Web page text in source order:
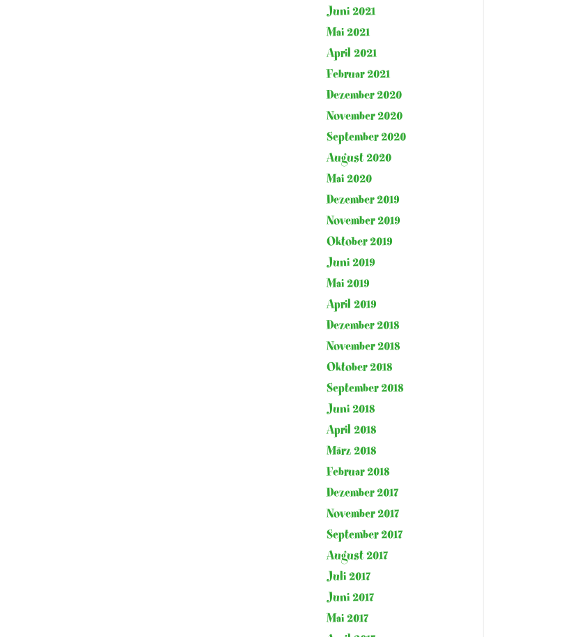
Juni 2021
Mai 2021
April 2021
Februar 2021
Dezember 2020
November 2020
September 2020
August 2020
Mai 2020
Dezember 2019
November 2019
Oktober 2019
Juni 2019
Mai 2019
April 2019
Dezember 2018
November 2018
Oktober 2018
September 2018
Juni 2018
April 2018
März 2018
Februar 2018
Dezember 2017
November 2017
September 2017
August 2017
Juli 2017
Juni 2017
Mai 2017